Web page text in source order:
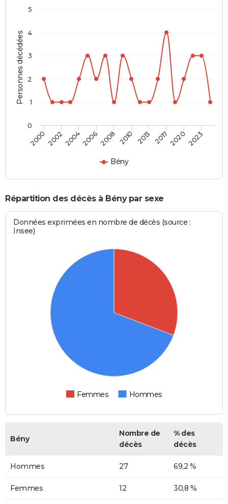
Personnes décédées
Bény
20002002200420062008 2010 2013 201720202023
0
1
2
3
4
5
Répartition des décès à Bény par sexe
Données exprimées en nombre de décès (source :
Insee)
Femmes Hommes
Bény
Nombre de
décès
% des
décès
Hommes 27 69,2 %
Femmes 12 30,8 %